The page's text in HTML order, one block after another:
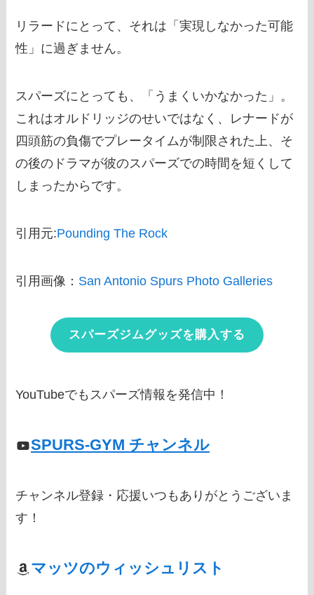
リラードにとって、それは「実現しなかった可能
性」に過ぎません。
スパーズにとっても、「うまくいかなかった」。
これはオルドリッジのせいではなく、レナードが
四頭筋の負傷でプレータイムが制限された上、そ
の後のドラマが彼のスパーズでの時間を短くして
しまったからです。
引用元:Pounding The Rock
引用画像： San Antonio Spurs Photo Galleries
スパーズジムグッズを購入する
YouTubeでもスパーズ情報を発信中！
SPURS-GYM チャンネル
チャンネル登録・応援いつもありがとうございま
す！
マッツのウィッシュリスト